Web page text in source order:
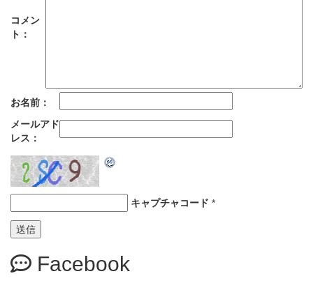
コメン
ト：
お名前：
メールアド
レス：
キャプチャコード *
Facebook